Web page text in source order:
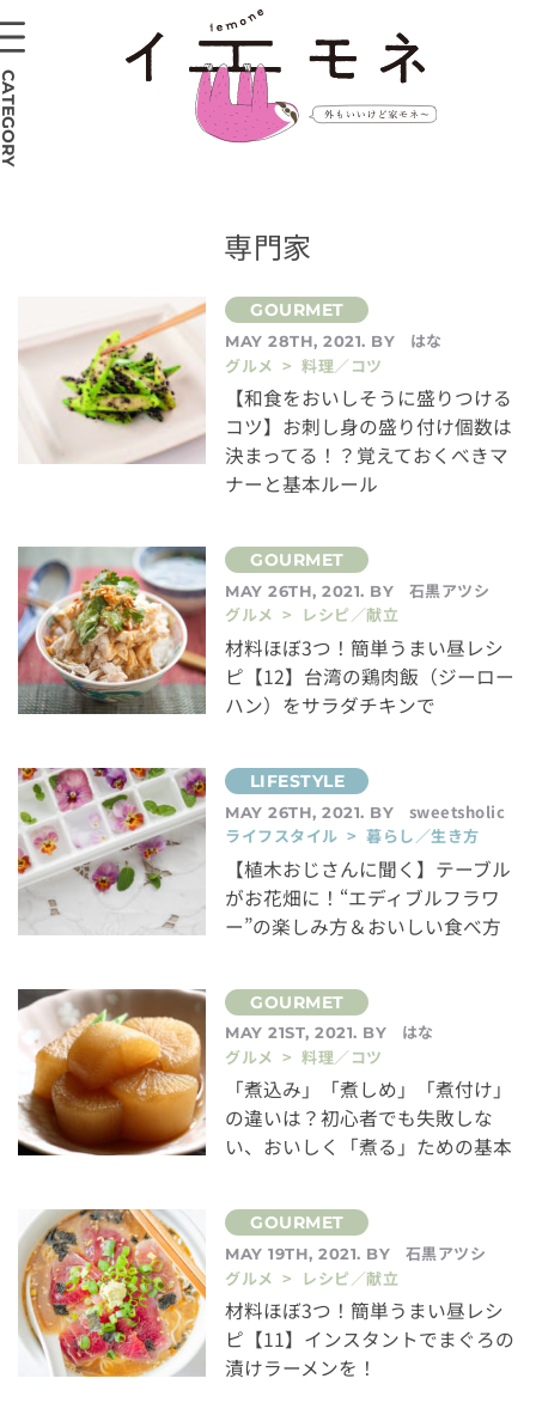
専門家
MAY 28TH, 2021. BY
はな
グルメ > 料理／コツ
【和食をおいしそうに盛りつける
コツ】お刺し身の盛り付け個数は
決まってる！？覚えておくべきマ
ナーと基本ルール
MAY 26TH, 2021. BY
石黒アツシ
グルメ > レシピ／献立
材料ほぼ3つ！簡単うまい昼レシ
ピ【12】台湾の鶏肉飯（ジーロー
ハン）をサラダチキンで
MAY 26TH, 2021. BY
sweetsholic
ライフスタイル > 暮らし／生き方
【植木おじさんに聞く】テーブル
がお花畑に！“エディブルフラワ
ー”の楽しみ方＆おいしい食べ方
MAY 21ST, 2021. BY
はな
グルメ > 料理／コツ
「煮込み」「煮しめ」「煮付け」
の違いは？初心者でも失敗しな
い、おいしく「煮る」ための基本
MAY 19TH, 2021. BY
石黒アツシ
グルメ > レシピ／献立
材料ほぼ3つ！簡単うまい昼レシ
ピ【11】インスタントでまぐろの
漬けラーメンを！